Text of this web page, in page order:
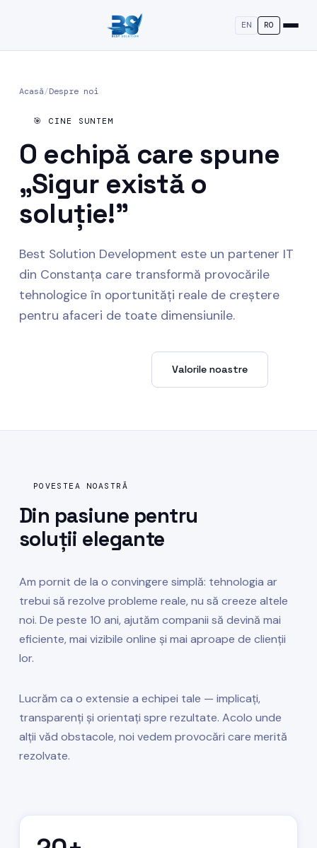
EN RO
Acasă/Despre noi
🎯 CINE SUNTEM
O echipă care spune
„Sigur există o
soluție!"
Best Solution Development este un partener IT
din Constanța care transformă provocările
tehnologice în oportunități reale de creștere
pentru afaceri de toate dimensiunile.
Valorile noastre
POVESTEA NOASTRĂ
Din pasiune pentru
soluții elegante
Am pornit de la o convingere simplă: tehnologia ar
trebui să rezolve probleme reale, nu să creeze altele
noi. De peste 10 ani, ajutăm companii să devină mai
eficiente, mai vizibile online și mai aproape de clienții
lor.
Lucrăm ca o extensie a echipei tale — implicați,
transparenți și orientați spre rezultate. Acolo unde
alții văd obstacole, noi vedem provocări care merită
rezolvate.